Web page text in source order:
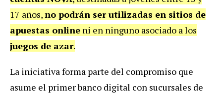
17 años,no podrán ser utilizadas en sitios de
apuestas online ni en ninguno asociado a los
juegos de azar.
La iniciativa forma parte del compromiso que
asume el primer banco digital con sucursales de